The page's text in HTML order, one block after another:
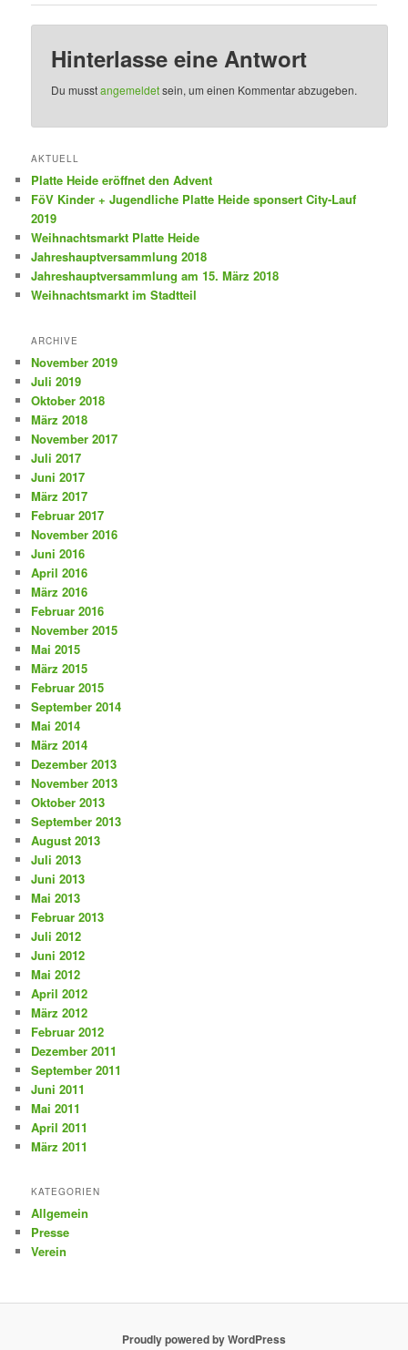
Hinterlasse eine Antwort
Du musstangemeldetsein, um einen Kommentar abzugeben.
AKTUELL
Platte Heide eröffnet den Advent
FöV Kinder + Jugendliche Platte Heide sponsert City-Lauf
2019
Weihnachtsmarkt Platte Heide
Jahreshauptversammlung 2018
Jahreshauptversammlung am 15. März 2018
Weihnachtsmarkt im Stadtteil
ARCHIVE
November 2019
Juli 2019
Oktober 2018
März 2018
November 2017
Juli 2017
Juni 2017
März 2017
Februar 2017
November 2016
Juni 2016
April 2016
März 2016
Februar 2016
November 2015
Mai 2015
März 2015
Februar 2015
September 2014
Mai 2014
März 2014
Dezember 2013
November 2013
Oktober 2013
September 2013
August 2013
Juli 2013
Juni 2013
Mai 2013
Februar 2013
Juli 2012
Juni 2012
Mai 2012
April 2012
März 2012
Februar 2012
Dezember 2011
September 2011
Juni 2011
Mai 2011
April 2011
März 2011
KATEGORIEN
Allgemein
Presse
Verein
Proudly powered by WordPress